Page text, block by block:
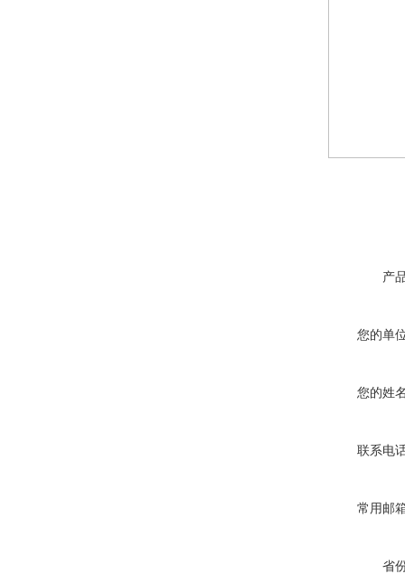
产
您的单
您的姓
联系电
常用邮
省